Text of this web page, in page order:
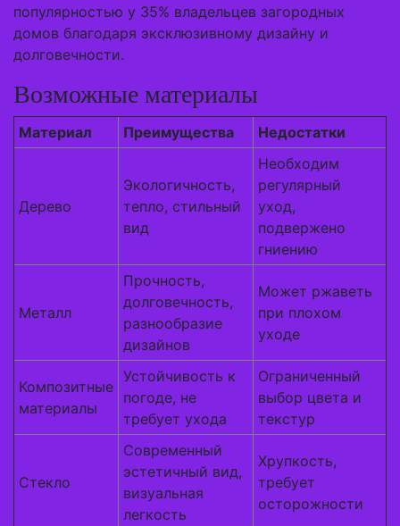
популярностью у 35% владельцев загородных
домов благодаря эксклюзивному дизайну и
долговечности.
Возможные материалы
Материал Преимущества Недостатки
Дерево
Экологичность,
тепло, стильный
вид
Необходим
регулярный
уход,
подвержено
гниению
Металл
Прочность,
долговечность,
разнообразие
дизайнов
Может ржаветь
при плохом
уходе
Композитные
материалы
Устойчивость к
погоде, не
требует ухода
Ограниченный
выбор цвета и
текстур
Стекло
Современный
эстетичный вид,
визуальная
легкость
Хрупкость,
требует
осторожности